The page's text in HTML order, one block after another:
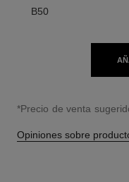
B50
↩
*Precio de venta
Opiniones sobre